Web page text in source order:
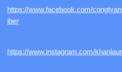
https://www.facebook.com/
iber
https://www.instagram.com/